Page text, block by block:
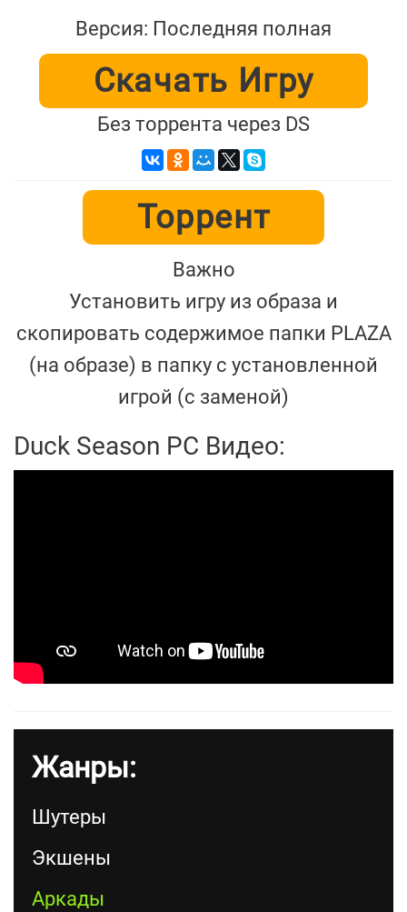
Версия: Последняя полная
Скачать Игру
Без торрента через DS
Торрент
Важно
Установить игру из образа и
скопировать содержимое папки PLAZA
(на образе) в папку с установленной
игрой (с заменой)
Duck Season PC Видео:
Жанры:
Шутеры
Экшены
Аркады